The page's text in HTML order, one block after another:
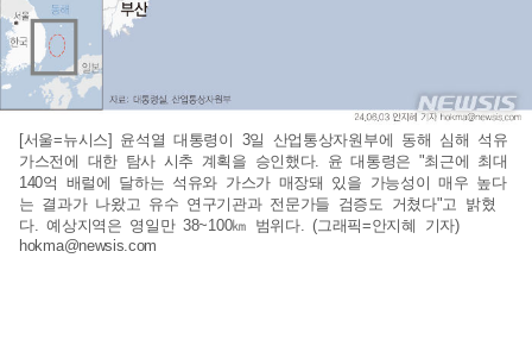
[서울=뉴시스] 윤석열 대통령이 3일 산업통상자원부에 동해 심해 석유
가스전에 대한 탐사 시추 계획을 승인했다. 윤 대통령은 "최근에 최대
140억 배럴에 달하는 석유와 가스가 매장돼 있을 가능성이 매우 높다
는 결과가 나왔고 유수 연구기관과 전문가들 검증도 거쳤다"고 밝혔
다. 예상지역은 영일만 38~100㎞ 범위다. (그래픽=안지혜 기자)
hokma@newsis.com